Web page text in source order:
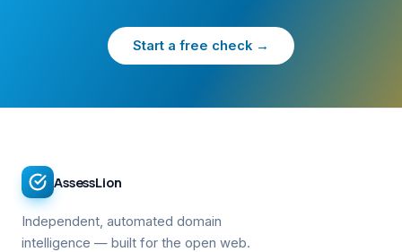
Start a free check →
AssessLion
Independent, automated domain
intelligence — built for the open web.